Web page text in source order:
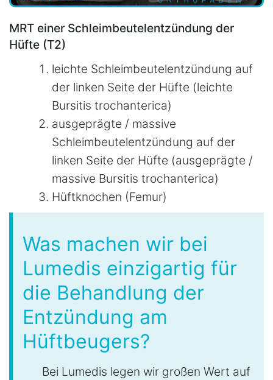
MRT einer Schleimbeutelentzündung der
Hüfte (T2)
leichte Schleimbeutelentzündung auf
der linken Seite der Hüfte (leichte
Bursitis trochanterica)
ausgeprägte / massive
Schleimbeutelentzündung auf der
linken Seite der Hüfte (ausgeprägte /
massive Bursitis trochanterica)
Hüftknochen (Femur)
Was machen wir bei
Lumedis einzigartig für
die Behandlung der
Entzündung am
Hüftbeugers?
Bei Lumedis legen wir großen Wert auf